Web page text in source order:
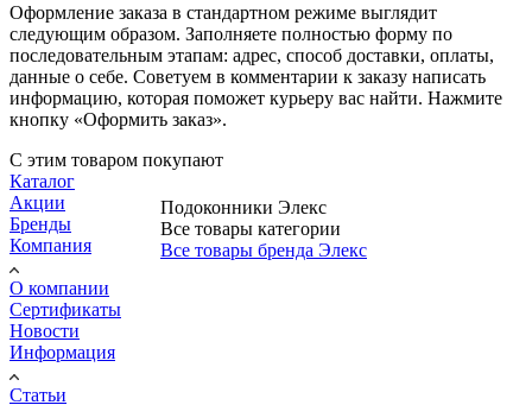
Оформление заказа в стандартном режиме выглядит
следующим образом. Заполняете полностью форму по
последовательным этапам: адрес, способ доставки, оплаты,
данные о себе. Советуем в комментарии к заказу написать
информацию, которая поможет курьеру вас найти. Нажмите
кнопку «Оформить заказ».
С этим товаром покупают
Подоконники Элекс
Все товары категории
Все товары бренда Элекс
Каталог
Акции
Бренды
Компания
О компании
Сертификаты
Новости
Информация
Статьи